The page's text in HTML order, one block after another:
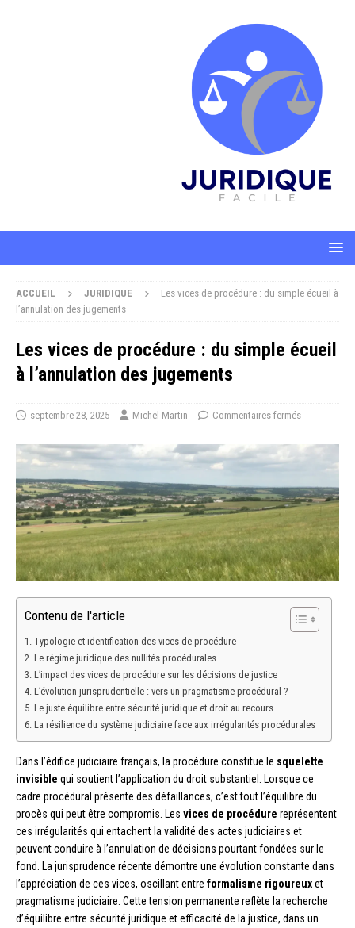
ACCUEIL JURIDIQUE
Les vices de procédure : du simple écueil à
l’annulation des jugements
Les vices de procédure : du simple écueil
à l’annulation des jugements
septembre 28, 2025 Michel Martin Commentaires fermés
Contenu de l'article
Typologie et identification des vices de procédure
Le régime juridique des nullités procédurales
L’impact des vices de procédure sur les décisions de justice
L’évolution jurisprudentielle : vers un pragmatisme procédural ?
Le juste équilibre entre sécurité juridique et droit au recours
La résilience du système judiciaire face aux irrégularités procédurales
Dans l’édifice judiciaire français, la procédure constitue le squelette
invisible qui soutient l’application du droit substantiel. Lorsque ce
cadre procédural présente des défaillances, c’est tout l’équilibre du
procès qui peut être compromis. Les vices de procédure représentent
ces irrégularités qui entachent la validité des actes judiciaires et
peuvent conduire à l’annulation de décisions pourtant fondées sur le
fond. La jurisprudence récente démontre une évolution constante dans
l’appréciation de ces vices, oscillant entre formalisme rigoureuxet
pragmatisme judiciaire. Cette tension permanente reflète la recherche
d’équilibre entre sécurité juridique et efficacité de la justice, dans un